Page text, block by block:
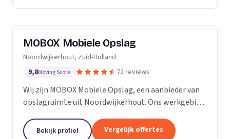
MOBOX Mobiele Opslag
Noordwijkerhout, Zuid-Holland
9,8Moving Score 72 reviews
Wij zijn MOBOX Mobiele Opslag, een aanbieder van
opslagruimte uit Noordwijkerhout. Ons werkgebied
Bekijk profiel Vergelijk offertes